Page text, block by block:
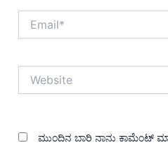
ಮುಂದಿನ ಬಾರಿ ನಾನು ಕಾಮೆಂಟ್